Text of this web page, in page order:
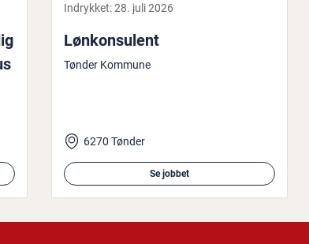
Indrykket:28. juli 2026
Løn­kon­su­lent
Tønder Kommune
6270 Tønder
Se jobbet